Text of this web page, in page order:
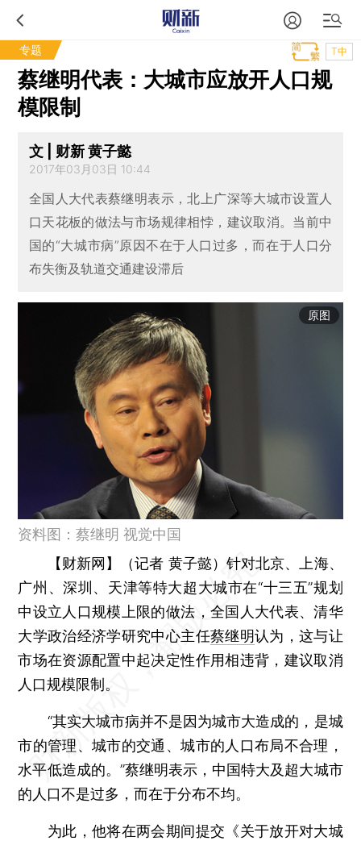
专题 T中
蔡继明代表：大城市应放开人口规
模限制
文 | 财新 黄子懿
2017年03月03日 10:44
全国人大代表蔡继明表示，北上广深等大城市设置人
口天花板的做法与市场规律相悖，建议取消。当前中
国的“大城市病”原因不在于人口过多，而在于人口分
布失衡及轨道交通建设滞后
原图
资料图：蔡继明 视觉中国
【财新网】（记者 黄子懿） 针对北京、上海、
广州、深圳、天津等特大超大城市在“十三五”规划
中设立人口规模上限的做法，全国人大代表、清华
大学政治经济学研究中心主任蔡继明认为，这与让
市场在资源配置中起决定性作用相违背，建议取消
人口规模限制。
“其实大城市病并不是因为城市大造成的，是城
市的管理、城市的交通、城市的人口布局不合理，
水平低造成的。”蔡继明表示，中国特大及超大城市
的人口不是过多，而在于分布不均。
为此，他将在两会期间提交《关于放开对大城